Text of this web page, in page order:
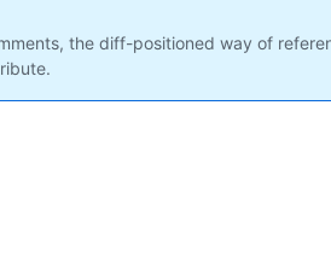
14T16:00:49Z",
14T16:00:49Z",
octocat/Hello-World/pull/
the diff-positioned way of